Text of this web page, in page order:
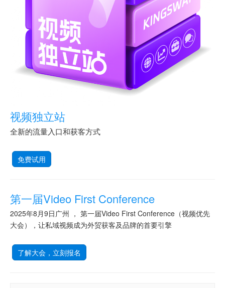
视频独立站
全新的流量入口和获客方式
免费试用
第一届Video First Conference
2025年8月9日广州 ， 第一届Video First Conference（视频优先
大会），让私域视频成为外贸获客及品牌的首要引擎
了解大会，立刻报名